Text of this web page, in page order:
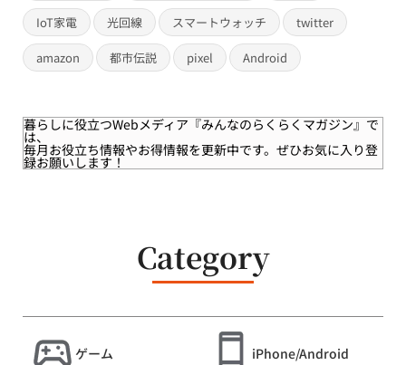
IoT家電 光回線 スマートウォッチ twitter
amazon 都市伝説 pixel Android
暮らしに役立つWebメディア 『みんなのらくらくマガジン』 で
は、
毎月お役立ち情報やお得情報を更新中です。ぜひお気に入り登
録お願いします！
Category
ゲーム iPhone/Android